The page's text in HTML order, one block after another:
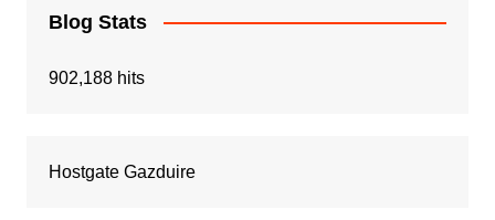
Blog Stats
902,188 hits
Hostgate Gazduire